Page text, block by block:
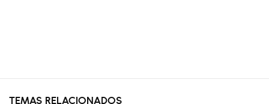
TEMAS RELACIONADOS